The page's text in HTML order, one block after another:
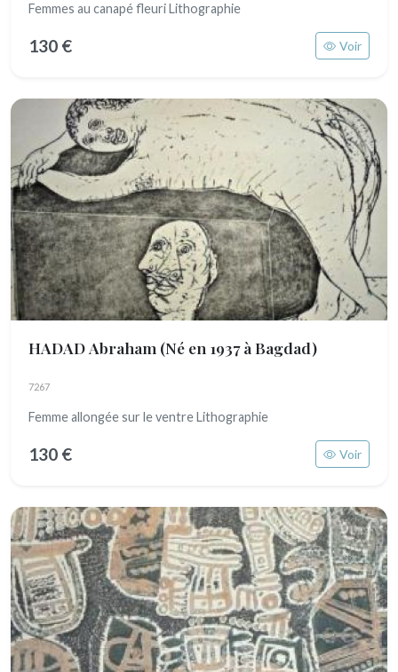
Femmes au canapé fleuri Lithographie
130 € Voir
HADAD Abraham (Né en 1937 à Bagdad)
7267
Femme allongée sur le ventre Lithographie
130 € Voir